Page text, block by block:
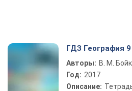
ГДЗ География
Авторы: В. М.
Год: 2017
Описание: